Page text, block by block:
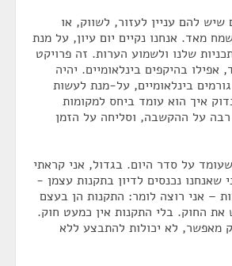
שיש להם עניין לעזור, לשווק, או
מאד. אנחנו נקיים יום עיון, על מנת
שלנו ולשמוע הערות. זה פרויקט
בהיקפים בינלאומיים. יהיה
בינלאומיים, על-מנת לעשות
איך הוא עומד ביחס למקומות
על ההקשבה, וסליחה על הזמן
על סדר היום. בגדול, אני קראתי
שאנחנו נכנסים לדיון בתקנות עצמן -
– אני רוצה לומר: התקנות הן בעצם
החוק. בלי התקנות אין כמעט חוק.
מאפשר, לא יכולות להתבצע ללא